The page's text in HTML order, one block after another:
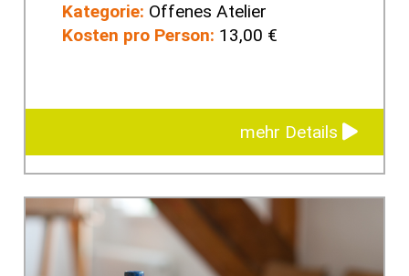
Kategorie: Offenes Atelier
Kosten pro Person: 13,00 €
mehr Details